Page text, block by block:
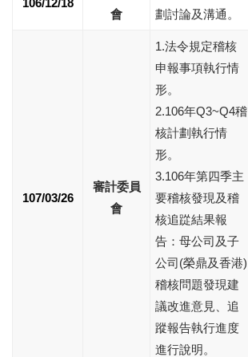
會
劃討論及溝通。
107/03/26
審計委員
會
1.法令規定稽核
申報事項執行情
形。
2.106年Q3~Q4稽
核計劃執行情
形。
3.106年第四季主
要稽核發現及稽
核追踨結果報
告：母公司及子
公司(榮鼎及香港)
稽核問題發現建
議改進意見、追
蹤報告執行進度
進行說明。